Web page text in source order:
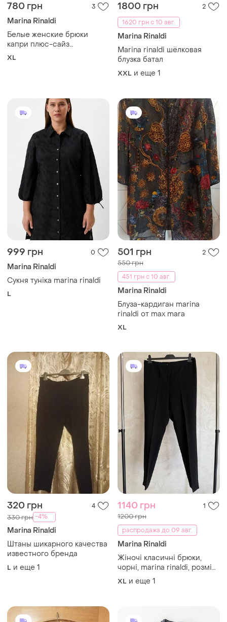
780 грн 3
Marina Rinaldi
Белые женские брюки
капри плюс-сайз
модели'recoaro' от
XL
1800 грн
2
1620 грн с 10 авг.
Marina Rinaldi
Marina rinaldi шёлковая
блузка батал
XXL и еще 1
999 грн 0
Marina Rinaldi
Сукня туніка marina rinaldi
L
501 грн 2
550 грн
451 грн с 10 авг.
Marina Rinaldi
Блуза-кардиган marina
rinaldi от max mara
XL
320 грн 4
330 грн -4%
Marina Rinaldi
Штаны шикарного качества
известного бренда
L и еще 1
1140 грн 1
1200 грн
распродажа до 09 авг.
Marina Rinaldi
Жіночі класичні брюки,
чорні, marina rinaldi, розмір
52-54
XL и еще 1